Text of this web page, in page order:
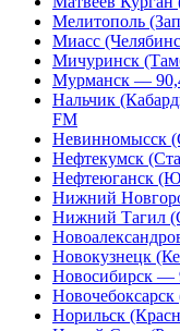
Мелитополь
Миасс
Мичуринск
Мурманск —
Нальчик
FM
Невинномысск
Нефтекумск
Нефтеюганск
Нижний
Нижний Тагил
Новокузнецк
Новосибирск —
Норильск